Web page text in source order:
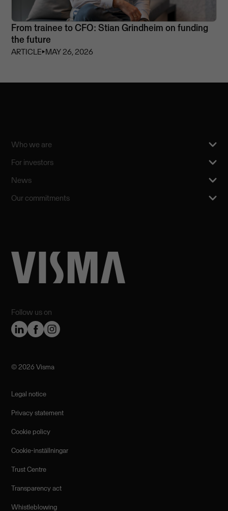
From trainee to CFO: Stian Grindheim on funding
the future
ARTICLE⏵MAY 26, 2026
Follow us on
Who we are
For investors
News
Our commitments
©️ 2026 Visma
Legal notice
Privacy statement
Cookie policy
Cookie-inställningar
Trust Centre
Transparency act
Whistleblowing